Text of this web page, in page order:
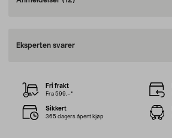
Eksperten svarer
Fri frakt
Fra 599,–*
Sikkert
365 dagers åpent kjøp